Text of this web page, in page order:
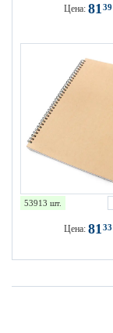
Цена: 8139
53913 шт.
Цена: 8133